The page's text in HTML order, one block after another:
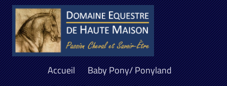
Accueil
Baby Pony/ Ponyland